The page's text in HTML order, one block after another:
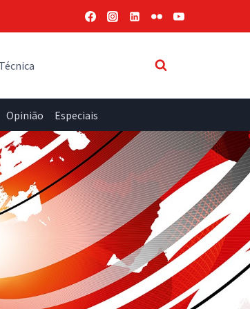
Opinião Especiais